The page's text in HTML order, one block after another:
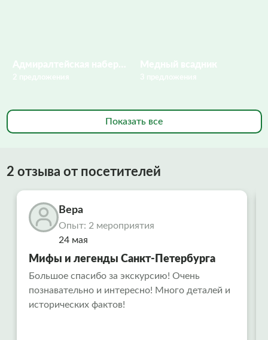
Показать все
2 отзыва от посетителей
Вера
Опыт: 2 мероприятия
24 мая
Мифы и легенды Санкт-Петербурга
Большое спасибо за экскурсию! Очень
познавательно и интересно! Много деталей и
исторических фактов!